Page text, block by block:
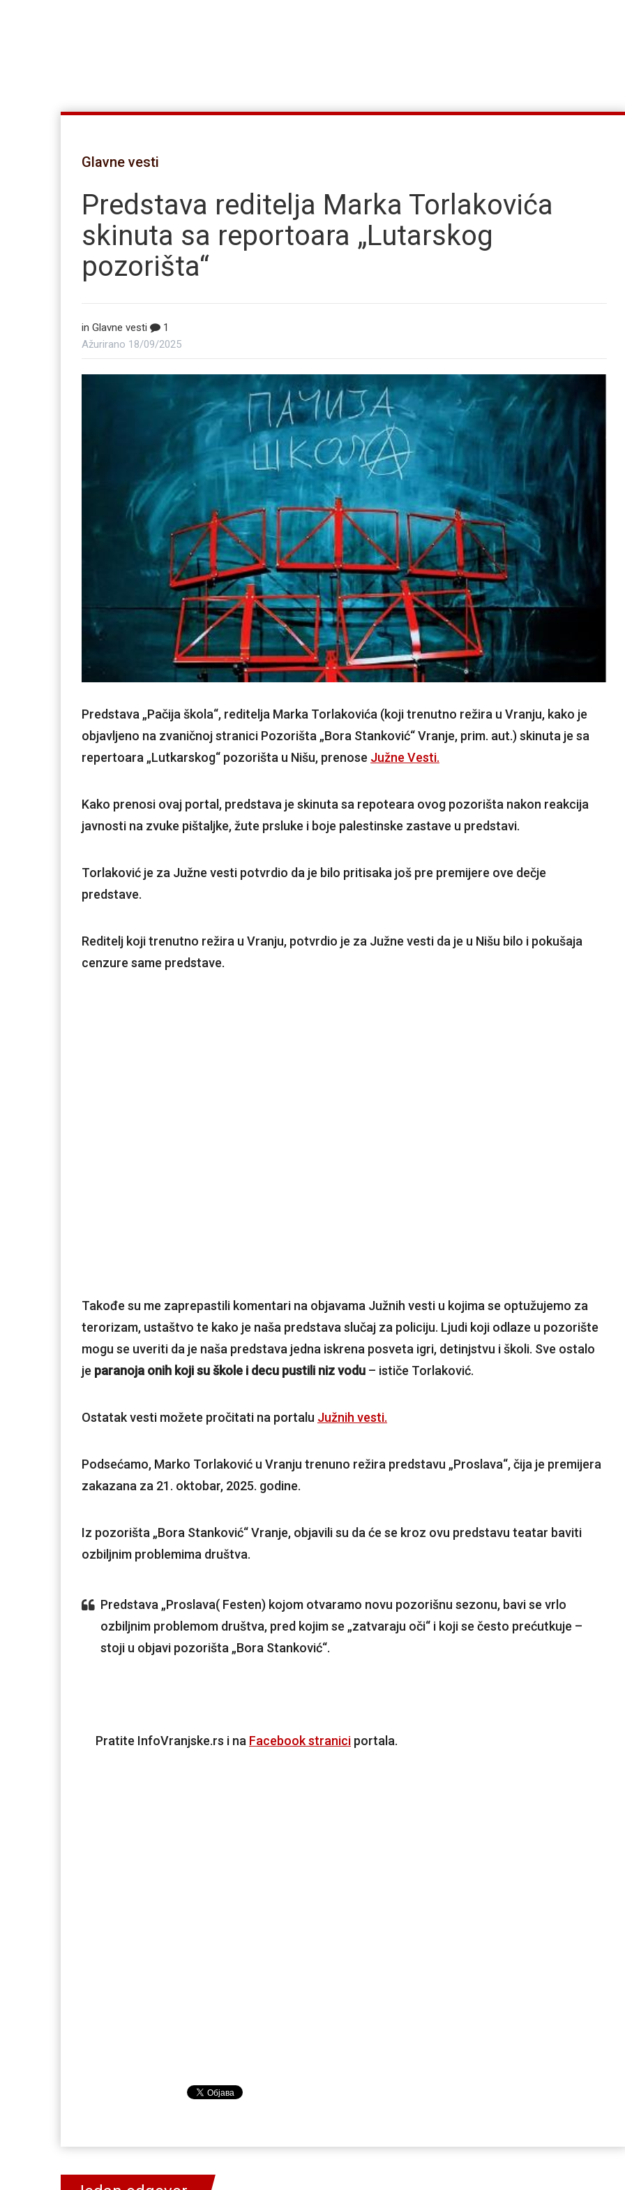
Glavne vesti
Predstava reditelja Marka Torlakovića
skinuta sa reportoara „Lutarskog
pozorišta“
in Glavne vesti
1
Ažurirano 18/09/2025
Predstava „Pačija škola“, reditelja Marka Torlakovića (koji trenutno režira u Vranju, kako je
objavljeno na zvaničnoj stranici Pozorišta „Bora Stanković“ Vranje, prim. aut.) skinuta je sa
repertoara „Lutkarskog“ pozorišta u Nišu, prenose Južne Vesti.
Kako prenosi ovaj portal, predstava je skinuta sa repoteara ovog pozorišta nakon reakcija
javnosti na zvuke pištaljke, žute prsluke i boje palestinske zastave u predstavi.
Torlaković je za Južne vesti potvrdio da je bilo pritisaka još pre premijere ove dečje
predstave.
Reditelj koji trenutno režira u Vranju, potvrdio je za Južne vesti da je u Nišu bilo i pokušaja
cenzure same predstave.
Takođe su me zaprepastili komentari na objavama Južnih vesti u kojima se optužujemo za
terorizam, ustaštvo te kako je naša predstava slučaj za policiju. Ljudi koji odlaze u pozorište
mogu se uveriti da je naša predstava jedna iskrena posveta igri, detinjstvu i školi. Sve ostalo
je paranoja onih koji su škole i decu pustili niz vodu – ističe Torlaković.
Ostatak vesti možete pročitati na portalu Južnih vesti.
Podsećamo, Marko Torlaković u Vranju trenuno režira predstavu „Proslava“, čija je premijera
zakazana za 21. oktobar, 2025. godine.
Iz pozorišta „Bora Stanković“ Vranje, objavili su da će se kroz ovu predstavu teatar baviti
ozbiljnim problemima društva.
Predstava „Proslava( Festen) kojom otvaramo novu pozorišnu sezonu, bavi se vrlo
ozbiljnim problemom društva, pred kojim se „zatvaraju oči“ i koji se često prećutkuje –
stoji u objavi pozorišta „Bora Stanković“.
Pratite InfoVranjske.rs i na Facebook stranici portala.